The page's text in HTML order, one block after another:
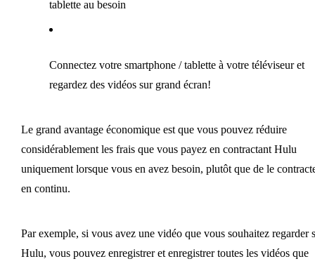
tablette au besoin
Connectez votre smartphone / tablette à votre téléviseur et
regardez des vidéos sur grand écran!
Le grand avantage économique est que vous pouvez réduire
considérablement les frais que vous payez en contractant Hulu
uniquement lorsque vous en avez besoin, plutôt que de le
en continu.
Par exemple, si vous avez une vidéo que vous souhaitez regarder
Hulu, vous pouvez enregistrer et enregistrer toutes les vidéos que